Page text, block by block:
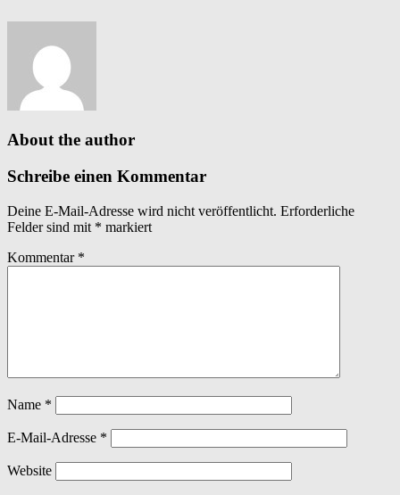
About the author
Schreibe einen Kommentar
Deine E-Mail-Adresse wird nicht veröffentlicht. Erforderliche
Felder sind mit * markiert
Kommentar *
Name *
E-Mail-Adresse *
Website